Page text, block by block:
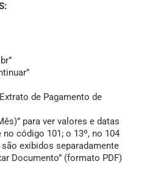
de Pagamento de
para ver valores e datas
código 101; o 13º, no 104
exibidos separadamente
Documento” (formato PDF)